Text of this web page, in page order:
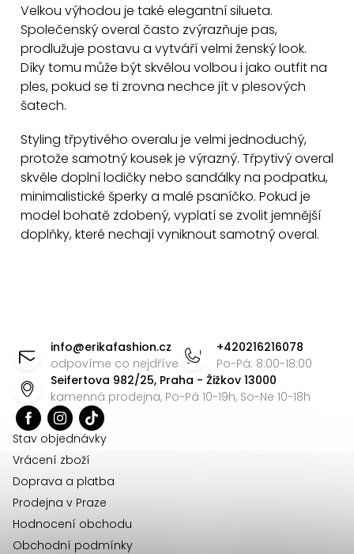
í
p
r
v
k
v
ý
p
i
s
u
Velkou výhodou je také elegantní silueta.
Společenský overal často zvýrazňuje pas,
prodlužuje postavu a vytváří velmi ženský look.
Díky tomu může být skvělou volbou i jako outfit na
ples, pokud se ti zrovna nechce jít v plesových
šatech.
Styling třpytivého overalu je velmi jednoduchý,
protože samotný kousek je výrazný. Třpytivý overal
skvěle doplní lodičky nebo sandálky na podpatku,
minimalistické šperky a malé psaníčko. Pokud je
model bohatě zdobený, vyplatí se zvolit jemnější
doplňky, které nechají vyniknout samotný overal.
info@erikafashion.cz
odpovíme co nejdříve
+420216216078
Po-Pá: 8:00-18:00
Seifertova 982/25, Praha - Žižkov 13000
kamenná prodejna, Po-Pá 10-19h, So-Ne 10-18h
Stav objednávky
Vrácení zboží
Doprava a platba
Prodejna v Praze
Hodnocení obchodu
Obchodní podmínky